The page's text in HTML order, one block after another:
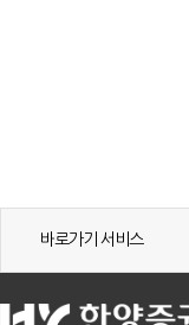
바로가기 서비스